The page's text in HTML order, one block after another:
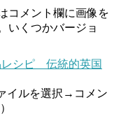
コメント欄に画像を
いくつかバージョ
レシピ 伝統的英国
イルを選択→コメン